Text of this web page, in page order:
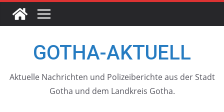
GOTHA-AKTUELL
Aktuelle Nachrichten und Polizeiberichte aus der Stadt
Gotha und dem Landkreis Gotha.